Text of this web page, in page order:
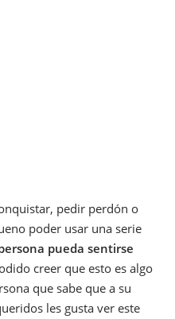
pedir perdón o
poder usar una serie
pueda sentirse
creer que esto es algo
que sabe que a su
les gusta ver este